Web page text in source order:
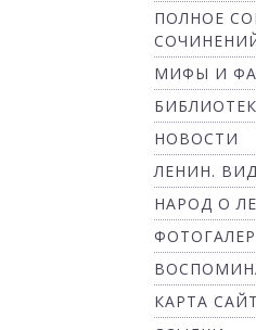
ПОЛНОЕ
МИФЫ И
НОВОСТИ
ЛЕНИН.
НАРОД О
КАРТА